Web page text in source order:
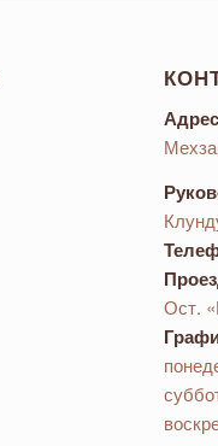
Адрес
Ост.